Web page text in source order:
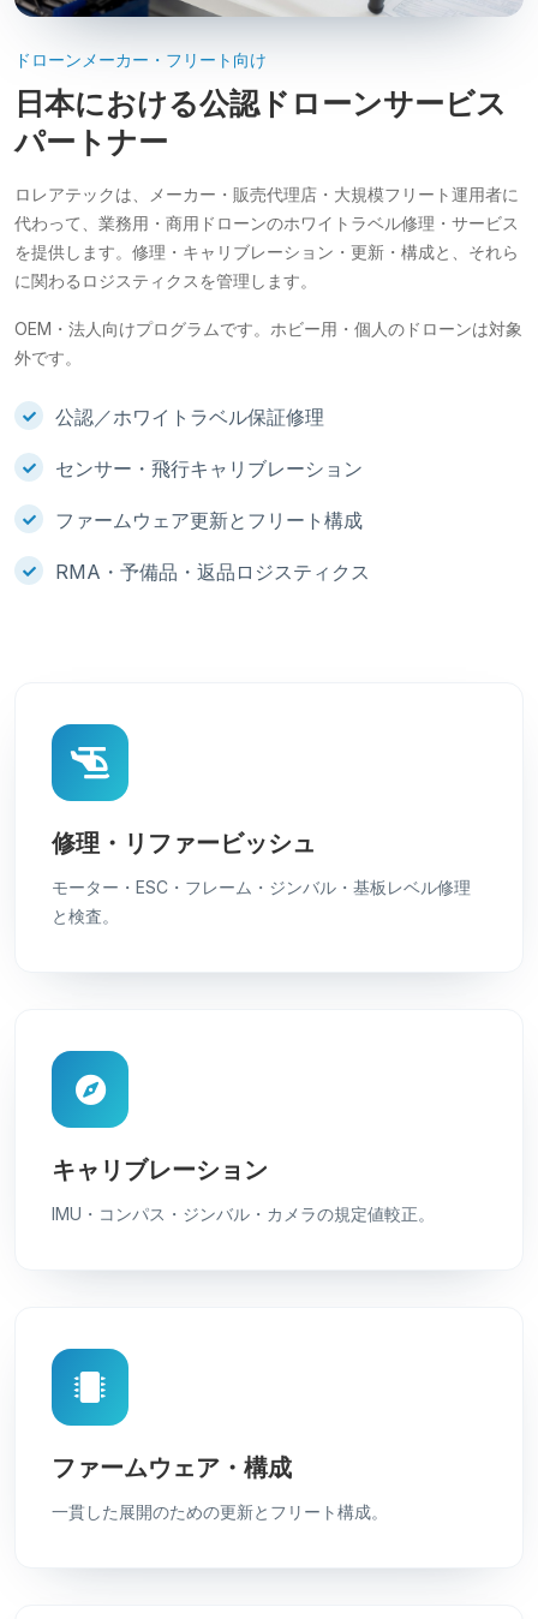
ドローンメーカー・フリート向け
日本における公認ドローンサービス
パートナー
ロレアテックは、メーカー・販売代理店・大規模フリート運用者に
代わって、業務用・商用ドローンのホワイトラベル修理・サービス
を提供します。修理・キャリブレーション・更新・構成と、それら
に関わるロジスティクスを管理します。
OEM・法人向けプログラムです。ホビー用・個人のドローンは対象
外です。
公認／ホワイトラベル保証修理
センサー・飛行キャリブレーション
ファームウェア更新とフリート構成
RMA・予備品・返品ロジスティクス
修理・リファービッシュ
モーター・ESC・フレーム・ジンバル・基板レベル修理
と検査。
キャリブレーション
IMU・コンパス・ジンバル・カメラの規定値較正。
ファームウェア・構成
一貫した展開のための更新とフリート構成。